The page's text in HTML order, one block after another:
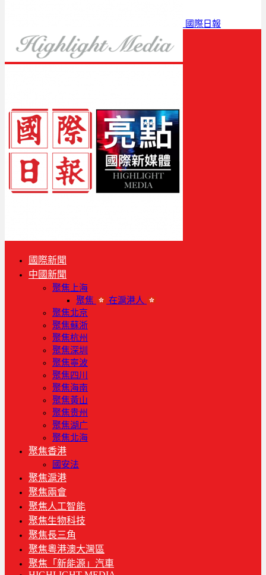
國際日報
國際新聞
中國新聞
聚焦上海
聚焦
在滬港人
聚焦北京
聚焦蘇浙
聚焦杭州
聚焦深圳
聚焦寧波
聚焦四川
聚焦海南
聚焦黃山
聚焦贵州
聚焦湖广
聚焦北海
聚焦香港
國安法
聚焦滬港
聚焦兩會
聚焦人工智能
聚焦生物科技
聚焦長三角
聚焦粵港澳大灣區
聚焦「新能源」汽車